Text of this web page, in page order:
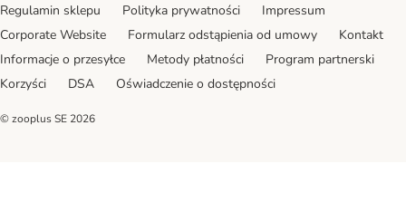
Regulamin sklepu
Polityka prywatności
Impressum
Corporate Website
Formularz odstąpienia od umowy
Kontakt
Informacje o przesyłce
Metody płatności
Program partnerski
Korzyści
DSA Oświadczenie o dostępności
© zooplus SE 2026